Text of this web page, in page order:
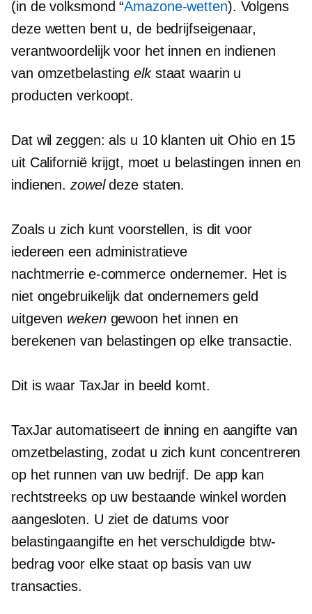
(in de volksmond “Amazone-wetten). Volgens
deze wetten bent u, de bedrijfseigenaar,
verantwoordelijk voor het innen en indienen
van omzetbelastingelkstaat waarin u
producten verkoopt.
Dat wil zeggen: als u 10 klanten uit Ohio en 15
uit Californië krijgt, moet u belastingen innen en
indienen.zoweldeze staten.
Zoals u zich kunt voorstellen, is dit voor
iedereen een administratieve
nachtmerrie e-commerceondernemer. Het is
niet ongebruikelijk dat ondernemers geld
uitgeven weken gewoon het innen en
berekenen van belastingen op elke transactie.
Dit is waar TaxJar in beeld komt.
TaxJar automatiseert de inning en aangifte van
omzetbelasting, zodat u zich kunt concentreren
op het runnen van uw bedrijf. De app kan
rechtstreeks op uw bestaande winkel worden
aangesloten. U ziet de datums voor
belastingaangifte en het verschuldigde btw-
bedrag voor elke staat op basis van uw
transacties.